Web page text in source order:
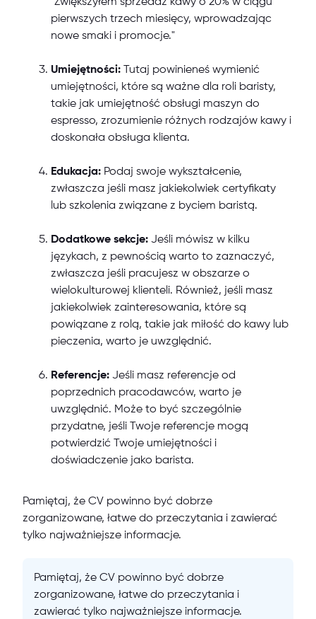
pierwszych trzech miesięcy, wprowadzając
nowe smaki i promocje."
Umiejętności:
Tutaj powinieneś wymienić
umiejętności, które są ważne dla roli baristy,
takie jak umiejętność obsługi maszyn do
espresso, zrozumienie różnych rodzajów kawy i
doskonała obsługa klienta.
Edukacja: Podaj swoje wykształcenie,
zwłaszcza jeśli masz jakiekolwiek certyfikaty
lub szkolenia związane z byciem baristą.
Dodatkowe sekcje: Jeśli mówisz w kilku
językach, z pewnością warto to zaznaczyć,
zwłaszcza jeśli pracujesz w obszarze o
wielokulturowej klienteli. Również, jeśli masz
jakiekolwiek zainteresowania, które są
powiązane z rolą, takie jak miłość do kawy lub
pieczenia, warto je uwzględnić.
Referencje: Jeśli masz referencje od
poprzednich pracodawców, warto je
uwzględnić. Może to być szczególnie
przydatne, jeśli Twoje referencje mogą
potwierdzić Twoje umiejętności i
doświadczenie jako barista.
Pamiętaj, że CV powinno być dobrze
zorganizowane, łatwe do przeczytania i zawierać
tylko najważniejsze informacje.
Pamiętaj, że CV powinno być dobrze
zorganizowane, łatwe do przeczytania i
zawierać tylko najważniejsze informacje.